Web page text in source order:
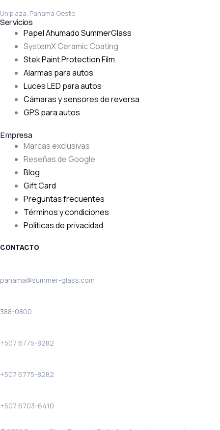
Uniplaza, Panamá Oeste.
Servicios
Papel Ahumado SummerGlass
SystemX Ceramic Coating
Stek Paint Protection Film
Alarmas para autos
Luces LED para autos
Cámaras y sensores de reversa
GPS para autos
Empresa
Marcas exclusivas
Reseñas de Google
Blog
Gift Card
Preguntas frecuentes
Términos y condiciones
Politicas de privacidad
CONTACTO
panama@summer-glass.com
388-0800
+507 6775-8282
+507 6775-8282
+507 6703-6410